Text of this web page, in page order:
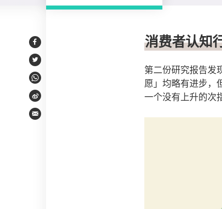
Facebook
Twitter
WhatsApp
Weibo
Email
消费者行为研究报告
消费者认知
第二份研究报告发
愿」均略有进步，
一个没有上升的次